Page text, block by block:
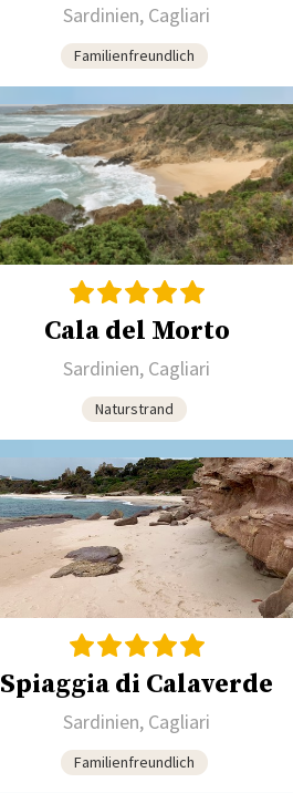
Sardinien, Cagliari
Familienfreundlich
Cala del Morto
Sardinien, Cagliari
Naturstrand
Spiaggia di Calaverde
Sardinien, Cagliari
Familienfreundlich